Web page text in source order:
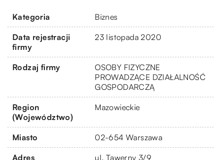
Kategoria Biznes
Data rejestracji
firmy
23 listopada 2020
Rodzaj firmy
OSOBY FIZYCZNE
PROWADZĄCE DZIAŁALNOŚĆ
GOSPODARCZĄ
Region
(Województwo)
Mazowieckie
Miasto 02-654 Warszawa
Adres ul. Tawerny 3/9